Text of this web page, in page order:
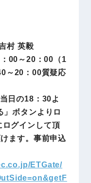
村 英毅
00～20：00（1
～20：00質疑応
日の18：30よ
」ボタンよりロ
ログインして頂
ます。事前申込
ETGate/